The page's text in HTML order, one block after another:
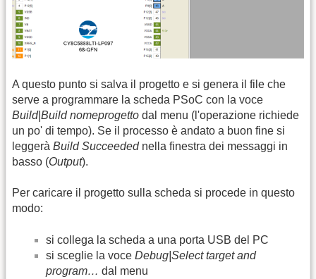
A questo punto si salva il progetto e si genera il file che
serve a programmare la scheda PSoC con la voce
Build|Build nomeprogetto dal menu (l'operazione richiede
un po' di tempo). Se il processo è andato a buon fine si
leggerà Build Succeedednella finestra dei messaggi in
basso (Output).
Per caricare il progetto sulla scheda si procede in questo
modo:
si collega la scheda a una porta USB del PC
si sceglie la voce Debug|Select target and
program… dal menu